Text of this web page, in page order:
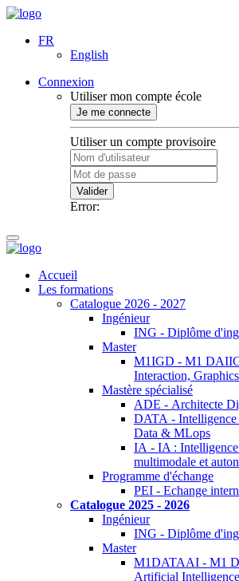
FR
English
Connexion
Utiliser mon compte école
Je me connecte
Utiliser un compte provisoire
Valider
Error:
Accueil
Les formations
Catalogue 2026 - 2027
Ingénieur
ING - Diplôme
Master
M1IGD - M1
Interaction,
Mastère spécialisé
ADE - Architecte
DATA -
Data & MLops
IA - IA :
multimodale et
Programme d'échange
PEI - Echange
Catalogue 2025 - 2026
Ingénieur
ING - Diplôme
Master
M1DATAAI - M1
Artificial Intelligence